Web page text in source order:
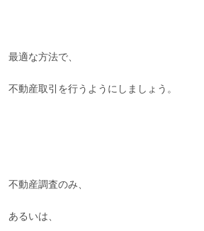
最適な方法で、
不動産取引を行うようにしましょう。
不動産調査のみ、
あるいは、